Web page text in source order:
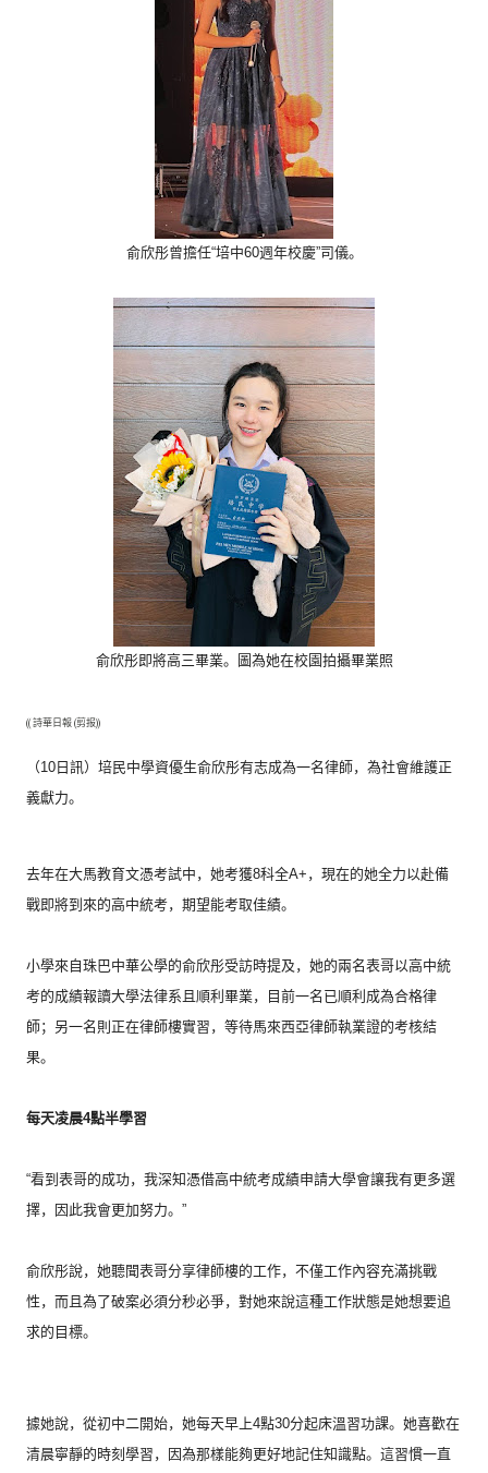
俞欣彤曾擔任“培中60週年校慶”司儀。
俞欣彤即將高三畢業。圖為她在校園拍攝畢業照
(( 詩華日報 (剪报))
（10日訊）培民中學資優生俞欣彤有志成為一名律師， 為社會維護正
義獻力。
去年在大馬教育文憑考試中，她考獲8科全A+， 現在的她全力以赴備
戰即將到來的高中統考，期望能考取佳績。
小學來自珠巴中華公學的俞欣彤受訪時提及， 她的兩名表哥以高中統
考的成績報讀大學法律系且順利畢業，
目前一名已順利成為合格律
師；另一名則正在律師樓實習， 等待馬來西亞律師執業證的考核結
果。
每天凌晨4點半學習
“看到表哥的成功， 我深知憑借高中統考成績申請大學會讓我有更多選
擇，
因此我會更加努力。”
俞欣彤說，她聽聞表哥分享律師樓的工作， 不僅工作內容充滿挑戰
性，而且為了破案必須分秒必爭， 對她來說這種工作狀態是她想要追
求的目標。
據她說，從初中二開始，她每天早上4點30分起床溫習功課。 她喜歡在
清晨寧靜的時刻學習，因為那樣能夠更好地記住知識點。 這習慣一直